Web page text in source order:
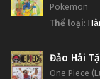
Pokemon
Thể loại:
Đảo Hải
One Piece